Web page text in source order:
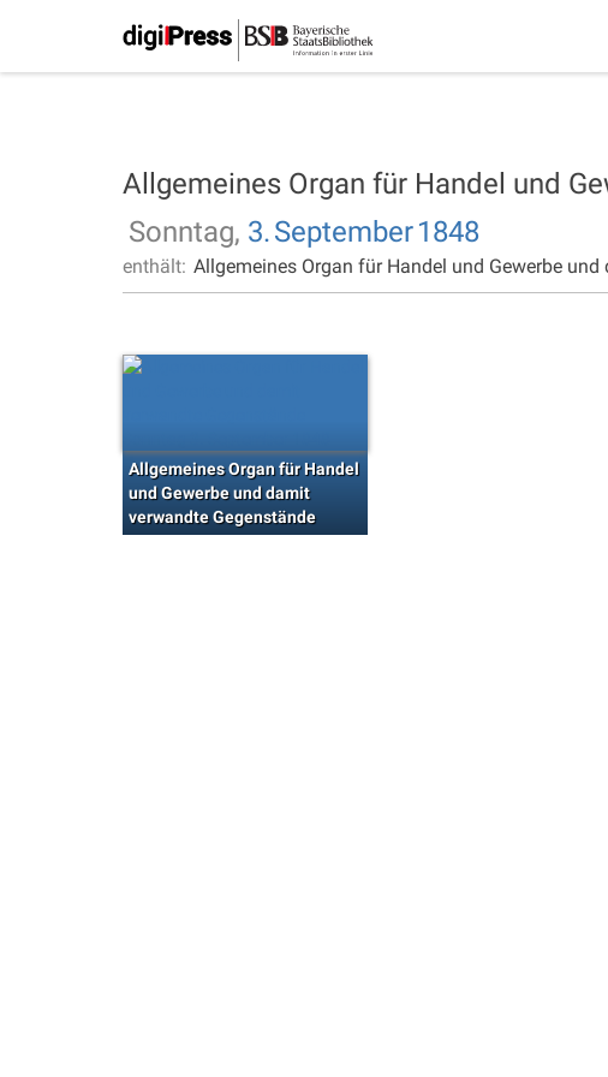
Allgemeines Organ für Handel und
Sonntag, 3.September1848
enthält: Allgemeines Organ für Handel und Gewerbe
Allgemeines Organ für Handel
und Gewerbe und damit
verwandte Gegenstände